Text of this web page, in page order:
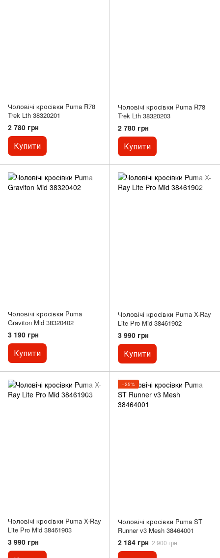
Чоловічі кросівки Puma R78
Trek Lth 38320201
2 780 грн
Купити
Чоловічі кросівки Puma R78
Trek Lth 38320203
2 780 грн
Купити
Чоловічі кросівки Puma
Graviton Mid 38320402
3 190 грн
Купити
Чоловічі кросівки Puma X-Ray
Lite Pro Mid 38461902
3 990 грн
Купити
Чоловічі кросівки Puma X-Ray
Lite Pro Mid 38461903
3 990 грн
−25%
Чоловічі кросівки Puma ST
Runner v3 Mesh 38464001
2 184 грн 2 900 грн